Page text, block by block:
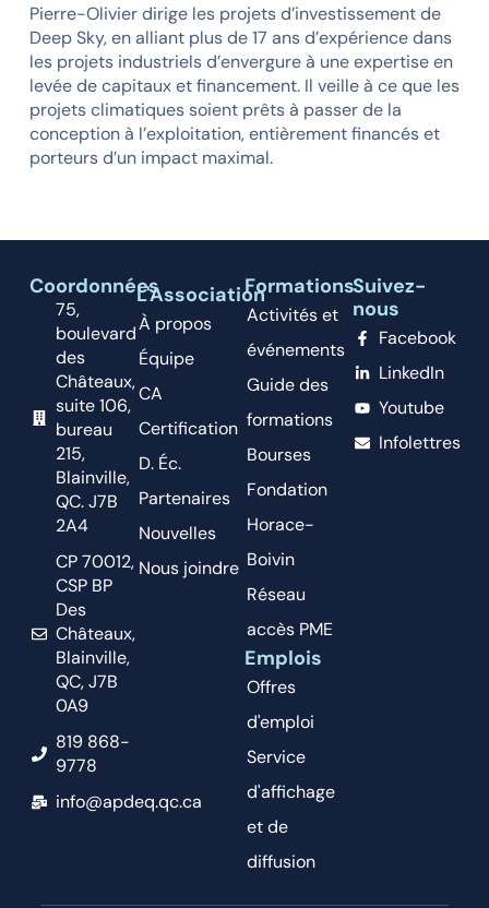
Pierre-Olivier dirige les projets d’investissement de
Deep Sky, en alliant plus de 17 ans d’expérience dans
les projets industriels d’envergure à une expertise en
levée de capitaux et financement. Il veille à ce que les
projets climatiques soient prêts à passer de la
conception à l’exploitation, entièrement financés et
porteurs d’un impact maximal.
Coordonnées
75,
boulevard
des
Châteaux,
suite 106,
bureau
215,
Blainville,
QC. J7B
2A4
CP 70012,
CSP BP
Des
Châteaux,
Blainville,
QC, J7B
0A9
819 868-
9778
info@apdeq.qc.ca
L'Association
À propos
Équipe
CA
Certification
D. Éc.
Partenaires
Nouvelles
Nous joindre
Formations
Activités et
événements
Guide des
formations
Bourses
Fondation
Horace-
Boivin
Réseau
accès PME
Emplois
Offres
d'emploi
Service
d'affichage
et de
diffusion
Suivez-
nous
Facebook
LinkedIn
Youtube
Infolettres